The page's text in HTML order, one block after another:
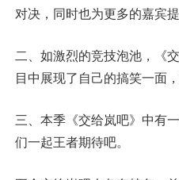
对决，同时也为更多的嘉宾
二、如激烈的竞技泡池，《
目中展现了自己的搞笑一面
三、本季《交给岚吧》中有
们一起王者期待吧。